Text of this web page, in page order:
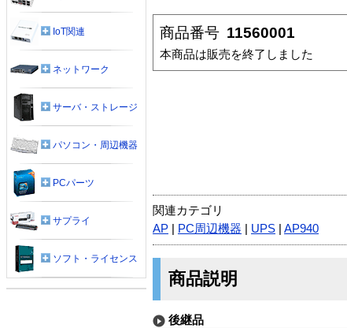
商品番号 11560001
本商品は販売を終了しました
関連カテゴリ
AP
PC周辺機器 UPS AP940
商品説明
後継品
IoT関連
ネットワーク
サーバ・ストレージ
パソコン・周辺機器
PCパーツ
サプライ
ソフト・ライセンス